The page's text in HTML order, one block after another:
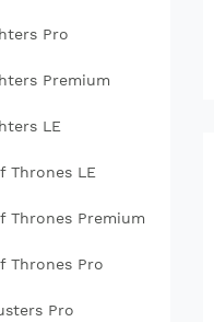
Pro
Premium
LE
Thrones LE
Thrones Premium
Thrones Pro
Pro